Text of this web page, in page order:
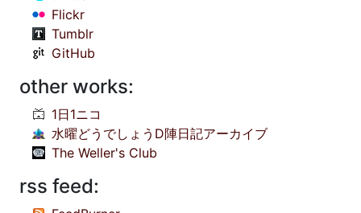
Flickr
Tumblr
GitHub
other works:
1日1ニコ
水曜どうでしょうD陣日記アーカイブ
The Weller's Club
rss feed: